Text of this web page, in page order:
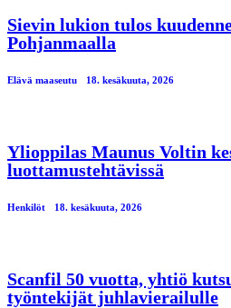
Sievin lukion tulos
Pohjanmaalla
Elävä maaseutu 18. kesäkuuta, 2026
Ylioppilas Maunus Voltin
luottamustehtävissä
Henkilöt 18. kesäkuuta, 2026
Scanfil 50 vuotta, yhtiö
työntekijät juhlavierailulle